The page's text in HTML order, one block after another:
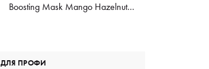
Boosting Mask Mango Hazelnut,
ДЛЯ ПРОФИ